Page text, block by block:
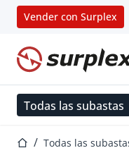
Vender con Surplex
Página de inicio
Todas las subastas
Página de inicio
Todas las